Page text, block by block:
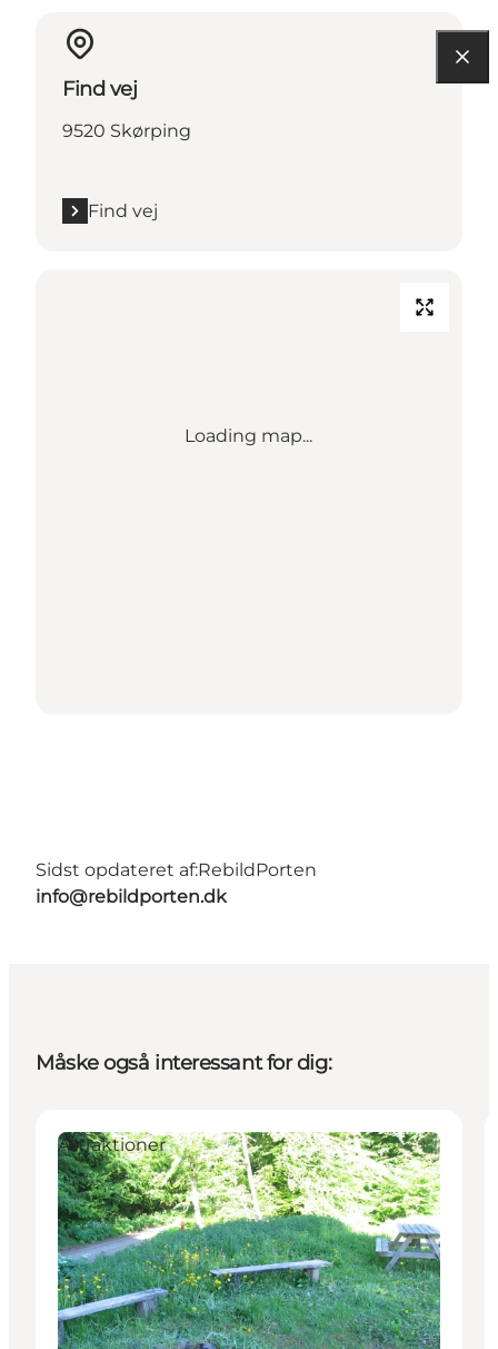
Find vej
9520 Skørping
Find vej
Loading map...
Sidst opdateret af:RebildPorten
info@rebildporten.dk
Måske også interessant for dig:
Attraktioner